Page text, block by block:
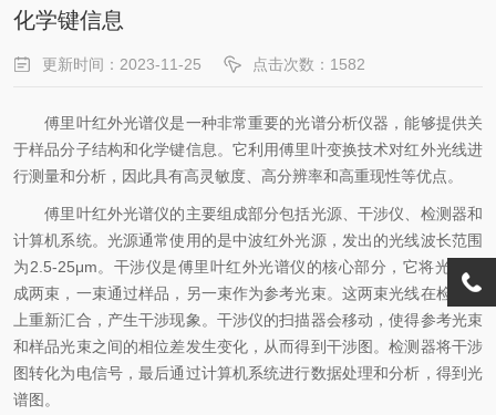
化学键信息
更新时间：2023-11-25 点击次数：1582
傅里叶红外光谱仪是一种非常重要的光谱分析仪器，能够提供关
于样品分子结构和化学键信息。它利用傅里叶变换技术对红外光线进
行测量和分析，因此具有高灵敏度、高分辨率和高重现性等优点。
傅里叶红外光谱仪的主要组成部分包括光源、干涉仪、检测器和
计算机系统。光源通常使用的是中波红外光源，发出的光线波长范围
为2.5-25μm。干涉仪是傅里叶红外光谱仪的核心部分，它将光线分
成两束，一束通过样品，另一束作为参考光束。这两束光线在检测器
上重新汇合，产生干涉现象。干涉仪的扫描器会移动，使得参考光束
和样品光束之间的相位差发生变化，从而得到干涉图。检测器将干涉
图转化为电信号，最后通过计算机系统进行数据处理和分析，得到光
谱图。